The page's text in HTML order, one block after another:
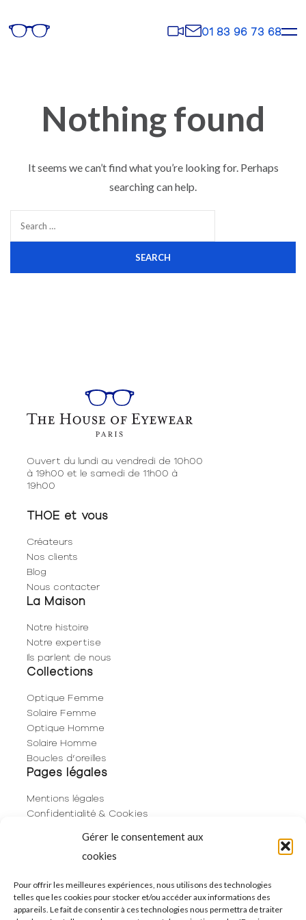
Gérer le consentement aux
cookies
Pour offrir les meilleures expériences, nous utilisons des technologies
telles que les cookies pour stocker et/ou accéder aux informations des
appareils. Le fait de consentir à ces technologies nous permettra de traiter
Rendez-
vous
Contact
01 83 96 73 68
Nothing found
It seems we can’t find what you’re looking for. Perhaps
searching can help.
Ouvert du lundi au vendredi de 10h00
à 19h00 et le samedi de 11h00 à
19h00
THOE et vous
Créateurs
Nos clients
Blog
Nous contacter
La Maison
Notre histoire
Notre expertise
Ils parlent de nous
Collections
Optique Femme
Solaire Femme
Optique Homme
Solaire Homme
Boucles d’oreilles
Pages légales
Mentions légales
Confidentialité & Cookies
Politique de cookies (UE)
06 29 53 66 63
01 83 96 73 68
250 Rue de Rivoli